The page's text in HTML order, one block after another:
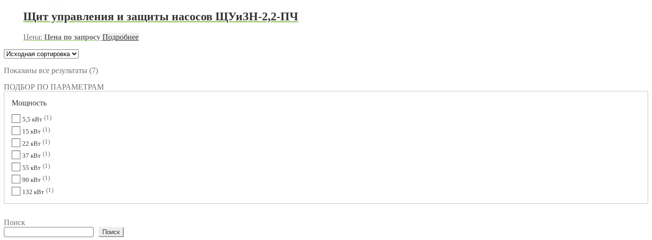
Щит управления и защиты насосов ЩУиЗН-2,2-ПЧ
Цена: Цена по запросу Подробнее
Показаны все результаты (7)
ПОДБОР ПО ПАРАМЕТРАМ
Мощность
5,5 кВт 1
15 кВт 1
22 кВт 1
37 кВт 1
55 кВт 1
90 кВт 1
132 кВт 1
Поиск
Поиск